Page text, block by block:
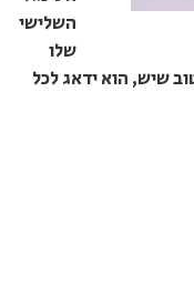
השלישי
שלו
שיש, הוא ידאג לכל